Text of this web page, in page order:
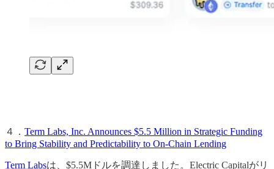
４． Term Labs, Inc. Announces $5.5 Million in Strategic Funding
to Bring Stability and Predictability to On-Chain Lending
Term Labsは、$5.5Mドルを調達しました。Electric Capitalがリ